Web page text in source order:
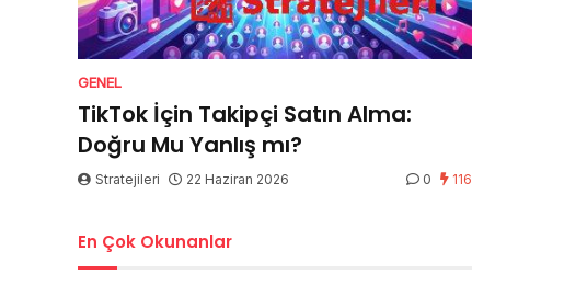
GENEL
TikTok İçin Takipçi Satın Alma:
Doğru Mu Yanlış mı?
Stratejileri 22 Haziran 2026 0 116
En Çok Okunanlar